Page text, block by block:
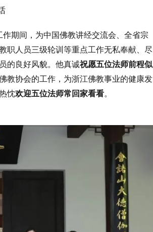
期间，为中国佛教讲经交流会、全省宗
职人员三级轮训等重点工作无私奉献、尽
的良好风貌。他真诚祝愿五位法师前程似
教协会的工作，为浙江佛教事业的健康发
忱欢迎五位法师常回家看看。